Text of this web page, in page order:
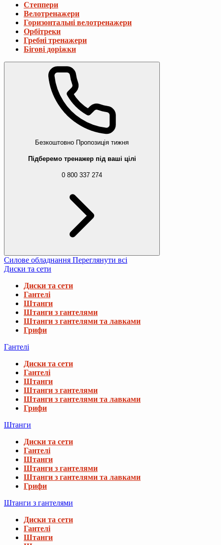
Степпери
Велотренажери
Горизонтальні велотренажери
Орбітреки
Гребні тренажери
Бігові доріжки
Безкоштовно Пропозиція тижня
Підберемо тренажер під ваші цілі
0 800 337 274
Силове обладнання Переглянути всі
Диски та сети
Диски та сети
Гантелі
Штанги
Штанги з гантелями
Штанги з гантелями та лавками
Грифи
Гантелі
Диски та сети
Гантелі
Штанги
Штанги з гантелями
Штанги з гантелями та лавками
Грифи
Штанги
Диски та сети
Гантелі
Штанги
Штанги з гантелями
Штанги з гантелями та лавками
Грифи
Штанги з гантелями
Диски та сети
Гантелі
Штанги